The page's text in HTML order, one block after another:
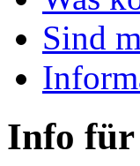
Sind
Info